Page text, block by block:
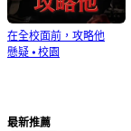
在全校面前，攻略他
懸疑 ⦁ 校園
最新推薦